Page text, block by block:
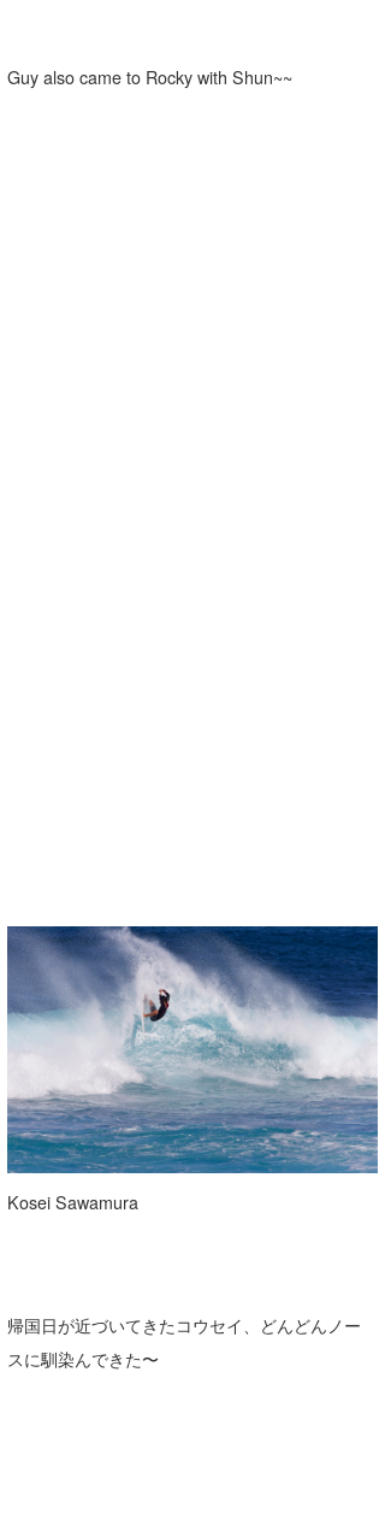
Guy also came to Rocky with Shun~~
Kosei Sawamura
帰国日が近づいてきたコウセイ、どんどんノー
スに馴染んできた〜